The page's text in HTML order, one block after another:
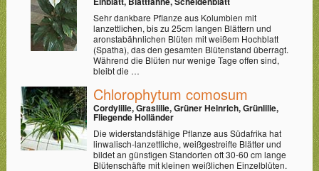
Sehr dankbare Pflanze aus Kolumbien mit
lanzettlichen, bis zu 25cm langen Blättern und
aronstabähnlichen Blüten mit weißem Hochblatt
(Spatha), das den gesamten Blütenstand überragt.
Während die Blüten nur wenige Tage offen sind,
bleibt die …
Chlorophytum comosum
Cordylilie, Graslilie, Grüner Heinrich, Grünlilie,
Fliegende Holländer
Die widerstandsfähige Pflanze aus Südafrika hat
linwalisch-lanzettliche, weißgestreifte Blätter und
bildet an günstigen Standorten oft 30-60 cm lange
Blütenschäfte mit kleinen weißlichen Einzelblüten.